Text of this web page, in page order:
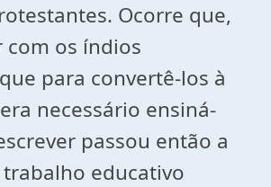
Ocorre que,
com os índios
para convertê-los à
necessário ensiná-
passou então a
educativo